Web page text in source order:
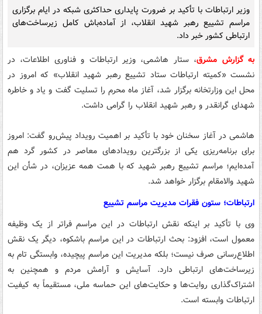
وزیر ارتباطات با تأکید بر ضرورت پایداری حداکثری شبکه در ایام برگزاری
مراسم تشییع رهبر شهید انقلاب، از آماده‌باش کامل زیرساخت‌های
ارتباطی کشور خبر داد.
به گزارش مشرق، ستار هاشمی، وزیر ارتباطات و فناوری اطلاعات، در
نشست «کمیته ارتباطات ستاد تشییع رهبر شهید انقلاب» که امروز در
محل این وزارتخانه برگزار شد، آغاز ماه محرم را تسلیت گفت و یاد و خاطره
شهدای گرانقدر و رهبر شهید انقلاب را گرامی داشت.
هاشمی در آغاز سخنان خود با تأکید بر اهمیت رویداد پیش‌رو گفت: امروز
برای برنامه‌ریزی یکی از بزرگترین رویدادهای معاصر در کشور گرد هم
آمده‌ایم؛ مراسم تشییع رهبر شهید که با همت همه عزیزان، در شأن این
شهید والامقام برگزار خواهد شد.
ارتباطات؛ ستون فقرات مدیریت مراسم تشییع
وی با تأکید بر اینکه نقش ارتباطات در این مراسم فراتر از یک وظیفه
معمول است، افزود: بحث ارتباطات در این مراسم باشکوه، دیگر یک نقش
اطلاع‌رسانی صرف نیست؛ بلکه مدیریت این مراسم پیچیده، وابستگی تام به
زیرساخت‌های ارتباطی دارد. آسایش و آرامش مردم و همچنین به
اشتراک‌گذاری روایت‌ها و حکایت‌های این حماسه ملی، مستقیماً به کیفیت
ارتباطات وابسته است.